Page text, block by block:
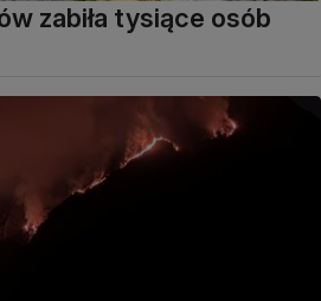
zabiła tysiące osób